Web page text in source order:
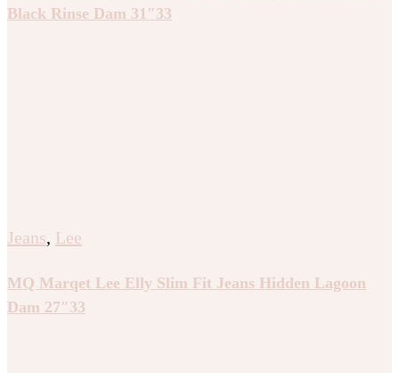
Black Rinse Dam 31″33
Jeans, Lee
MQ Marqet Lee Elly Slim Fit Jeans Hidden Lagoon
Dam 27″33